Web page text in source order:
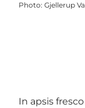
Photo: Gjellerup
In apsis